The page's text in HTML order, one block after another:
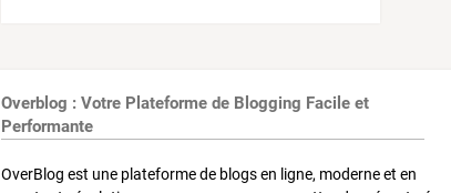
Overblog : Votre Plateforme de Blogging Facile et
Performante
OverBlog est une plateforme de blogs en ligne, moderne et en